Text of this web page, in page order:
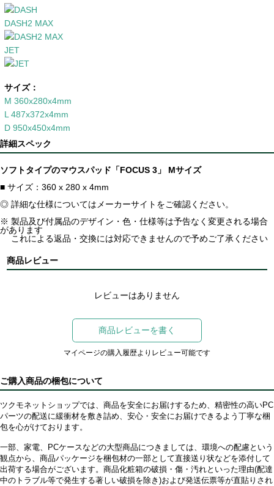
DASH2 MAX
JET
サイズ：
M 360x280x4mm
L 487x372x4mm
D 950x450x4mm
詳細スペック
ソフトタイプのマウスパッド「FOCUS 3」 Mサイズ
■ サイズ：360 x 280 x 4mm
◎ 詳細な仕様についてはメーカーサイトをご確認ください。
※ 製品及び付属品のデザイン・色・仕様等は予告なく変更される場合
があります
これによる返品・交換には対応できませんので予めご了承ください
商品レビュー
レビューはありません
商品レビューを書く
マイページの購入履歴よりレビュー可能です
ご購入商品の梱包について
ツクモネットショップでは、商品を安全にお届けするため、精密性の高いPC
パーツの配送に緩衝材を敷き詰め、安心・安全にお届けできるよう丁寧な梱
包を心がけております。
一部、家電、PCケースなどの大型商品につきましては、環境への配慮という
観点から、商品パッケージを梱包材の一部として直接送り状などを添付して
出荷する場合がございます。商品化粧箱の破損・傷・汚れといった理由(配達
中のトラブル等で発生する著しい破損を除き)および発送伝票等が直貼りされ